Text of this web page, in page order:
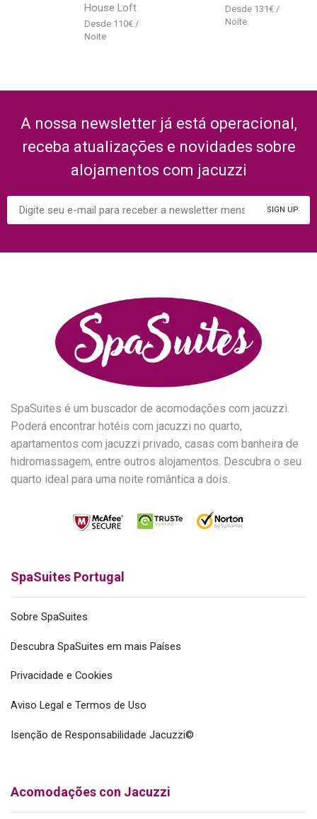
House Loft
110€
131€
A nossa newsletter já está operacional,
receba atualizações e novidades sobre
alojamentos com jacuzzi
SpaSuites é um buscador de acomodações com jacuzzi.
Poderá encontrar hotéis com jacuzzi no quarto,
apartamentos com jacuzzi privado, casas com banheira de
hidromassagem, entre outros alojamentos. Descubra o seu
quarto ideal para uma noite romântica a dois.
SpaSuites Portugal
Sobre SpaSuites
Descubra SpaSuites em mais Países
Privacidade e Cookies
Aviso Legal e Termos de Uso
Isenção de Responsabilidade Jacuzzi©
Acomodações con Jacuzzi